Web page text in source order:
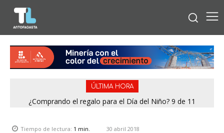
ÚLTIMA HORA
¿Comprando el regalo para el Día del Niño? 9 de 11
Tiempo de lectura: 1 min. 30 abril 2018